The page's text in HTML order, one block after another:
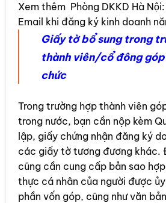
Xem thêm Phòng DKKD Hà
Email khi đăng ký kinh doanh
Giấy tờ bổ sung trong
thành viên/cổ đông
chức
Trong trường hợp thành viên
trong nước, bạn cần nộp kèm
lập, giấy chứng nhận đăng ký
các giấy tờ tương đương khác.
cũng cần cung cấp bản sao
thực cá nhân của người được
phần vốn góp, cũng như văn